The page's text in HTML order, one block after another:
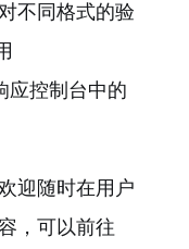
不同格式的验
应控制台中的
迎随时在用户
，可以前往